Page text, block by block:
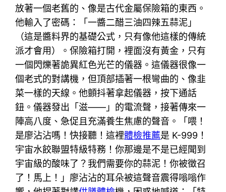
放著一個老舊的、像是古代金屬保險箱的東西。
他輸入了密碼：「一醬二醋三油四辣五蒜泥」
（這是醬料界的基礎公式，只有像他這樣的傳統
派才會用）。保險箱打開，裡面沒有黃金，只有
一個閃爍著詭異紅色光芒的儀器。這儀器很像一
個老式的對講機，但頂部插著一根彎曲的、像韭
菜一樣的天線。他顫抖著拿起儀器，按下通話
鈕。儀器發出「滋——」的電流聲，接著傳來一
陣高八度、急促且充滿養生焦慮的聲音。「喂！
是廖沾沾嗎！快接聽！這裡體檢推薦是 K-999！
宇宙水餃聯盟特級特務！你那邊是不是已經聞到
宇宙級的酸味了？我們需要你的蒜泥！你被徵召
了！馬上！」廖沾沾的耳朵被這聲音震得嗡嗡作